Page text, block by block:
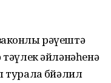
рәүештә
әйләнәһенә
Әбйәлил